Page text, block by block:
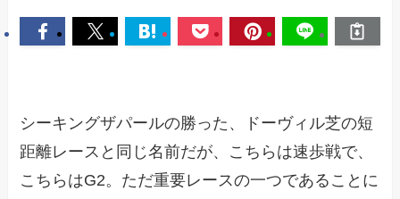
シーキングザパールの勝った、ドーヴィル芝の短
距離レースと同じ名前だが、こちらは速歩戦で、
こちらはG2。ただ重要レースの一つであることに